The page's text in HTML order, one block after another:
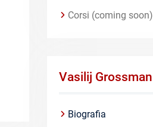
Corsi (coming soon)
Vasilij Grossman
Biografia